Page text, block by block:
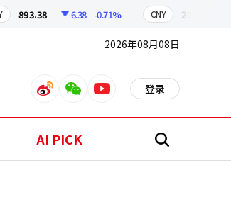
893.38 6.38 -0.71% CNY 209.17
2026年08月08日
weiboweixinyoutube 登录
AI PICK 搜